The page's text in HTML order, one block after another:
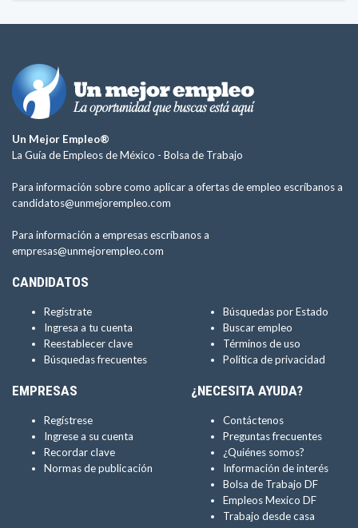
Un Mejor Empleo®
La Guía de Empleos de México - Bolsa de Trabajo
Para información sobre como aplicar a ofertas de empleo escríbanos a
candidatos@unmejorempleo.com
Para información a empresas escríbanos a
empresas@unmejorempleo.com
CANDIDATOS
Regístrate
Ingresa a tu cuenta
Reestablecer clave
Búsquedas frecuentes
Búsquedas por Estado
Buscar empleo
Términos de uso
Política de privacidad
EMPRESAS
Regístrese
Ingrese a su cuenta
Recordar clave
Normas de publicación
¿NECESITA AYUDA?
Contáctenos
Preguntas frecuentes
¿Quiénes somos?
Información de interés
Bolsa de Trabajo DF
Empleos Mexico DF
Trabajo desde casa